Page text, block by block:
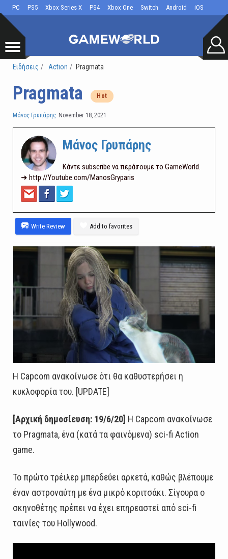
PC PS5 Xbox Series X PS4 Xbox One Switch Android iOS
Ειδήσεις Action Pragmata
Pragmata Hot
Μάνος Γρυπάρης November 18, 2021
Μάνος Γρυπάρης
Κάντε subscribe να περάσουμε το GameWorld.
➜ http://Youtube.com/ManosGryparis
Write Review Add to favorites
Η Capcom ανακοίνωσε ότι θα καθυστερήσει η
κυκλοφορία του. [UPDATE]
[Αρχική δημοσίευση: 19/6/20] Η Capcom ανακοίνωσε
το Pragmata, ένα (κατά τα φαινόμενα) sci-fi Action
game.
Το πρώτο τρέιλερ μπερδεύει αρκετά, καθώς βλέπουμε
έναν αστροναύτη με ένα μικρό κοριτσάκι. Σίγουρα ο
σκηνοθέτης πρέπει να έχει επηρεαστεί από sci-fi
ταινίες του Hollywood.